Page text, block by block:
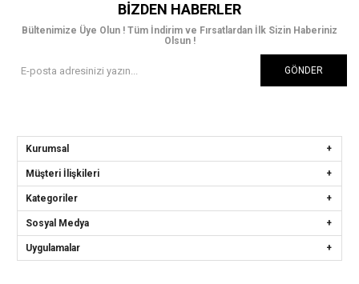
BIZDEN HABERLER
Bültenimize Üye Olun ! Tüm İndirim ve Fırsatlardan İlk Sizin Haberiniz
Olsun !
GÖNDER
Kurumsal
Müşteri İlişkileri
Kategoriler
Sosyal Medya
Uygulamalar